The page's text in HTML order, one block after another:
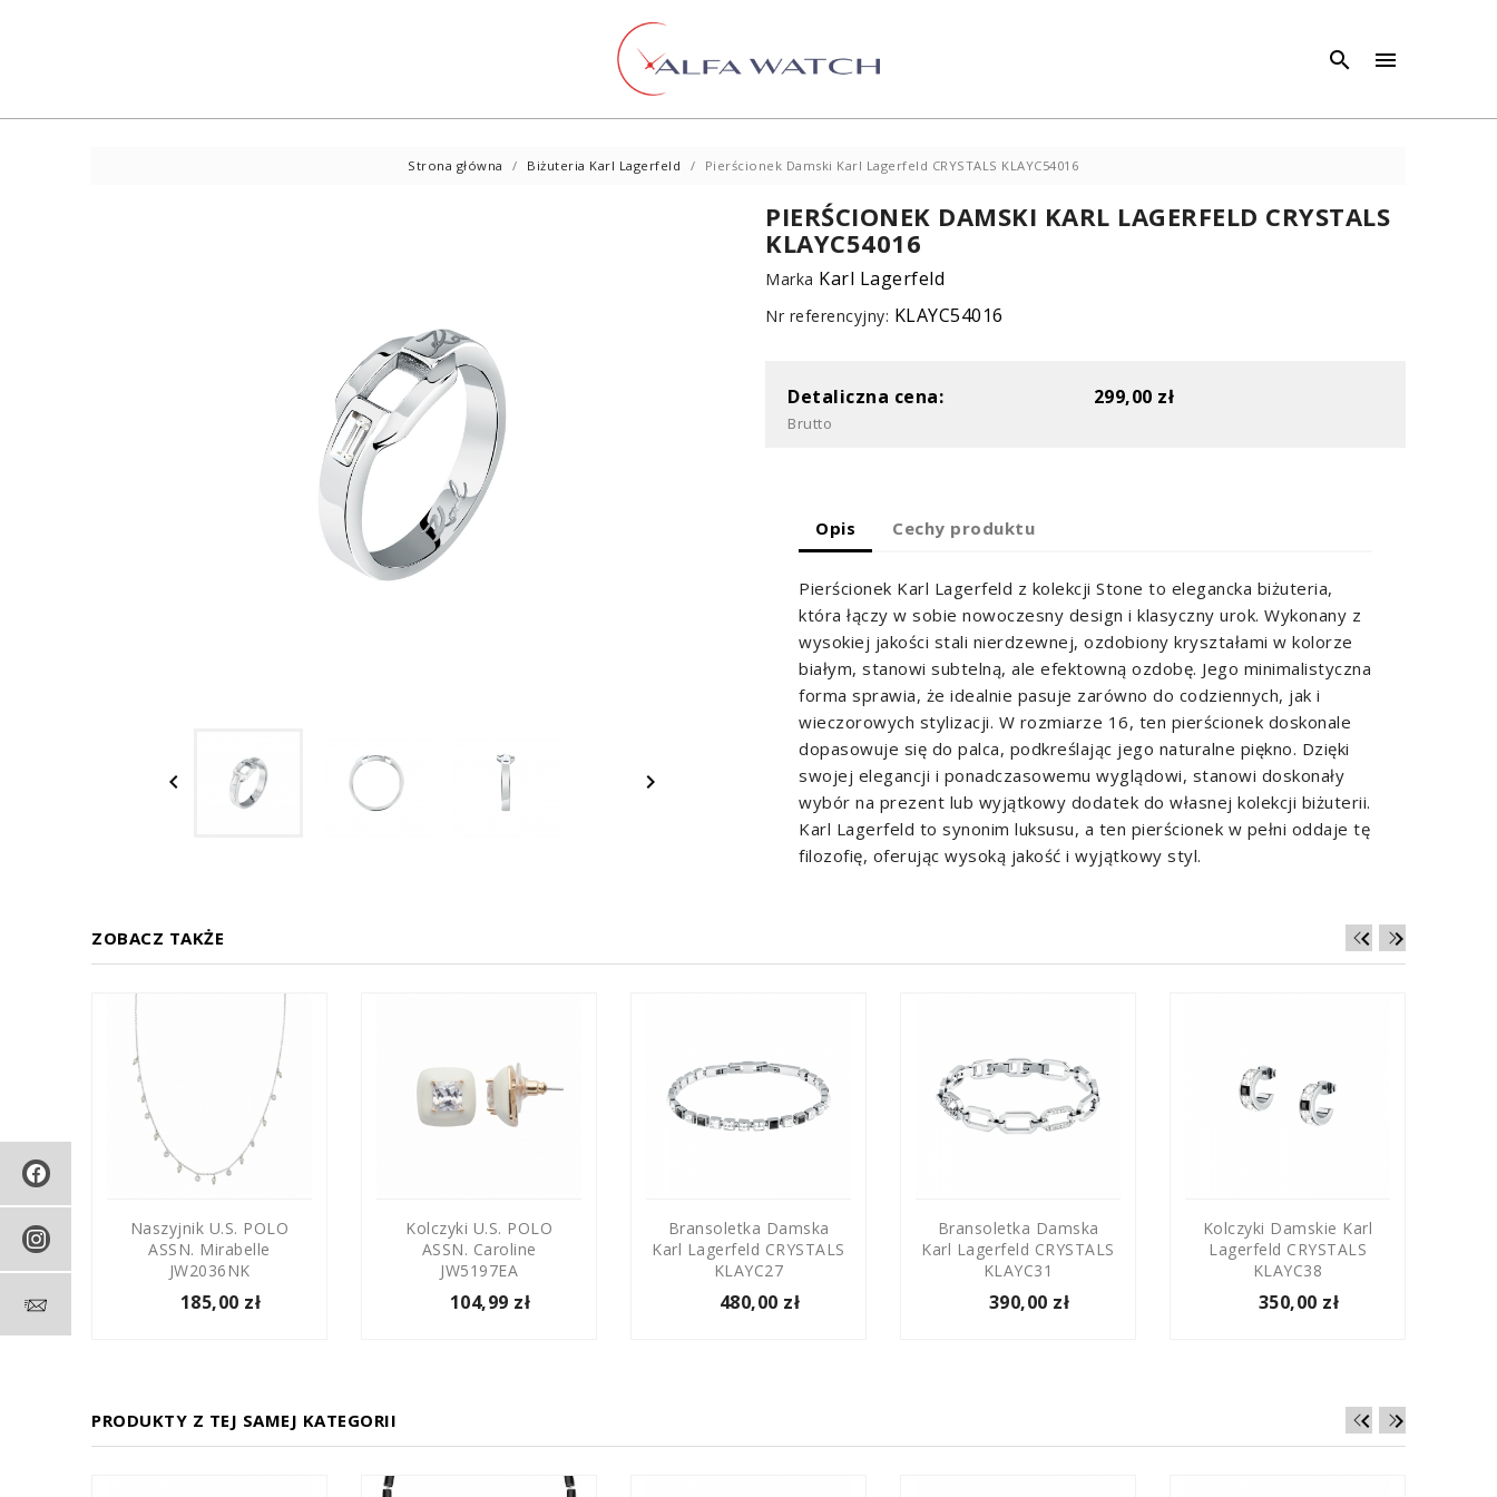
 
Strona główna Biżuteria Karl Lagerfeld Pierścionek Damski Karl Lagerfeld CRYSTALS KLAYC54016
 
PIERŚCIONEK DAMSKI KARL LAGERFELD CRYSTALS
KLAYC54016
Marka Karl Lagerfeld
Nr referencyjny: KLAYC54016
Detaliczna cena: 299,00 zł
Brutto
Opis Cechy produktu
Pierścionek Karl Lagerfeld z kolekcji Stone to elegancka biżuteria,
która łączy w sobie nowoczesny design i klasyczny urok. Wykonany z
wysokiej jakości stali nierdzewnej, ozdobiony kryształami w kolorze
białym, stanowi subtelną, ale efektowną ozdobę. Jego minimalistyczna
forma sprawia, że idealnie pasuje zarówno do codziennych, jak i
wieczorowych stylizacji. W rozmiarze 16, ten pierścionek doskonale
dopasowuje się do palca, podkreślając jego naturalne piękno. Dzięki
swojej elegancji i ponadczasowemu wyglądowi, stanowi doskonały
wybór na prezent lub wyjątkowy dodatek do własnej kolekcji biżuterii.
Karl Lagerfeld to synonim luksusu, a ten pierścionek w pełni oddaje tę
filozofię, oferując wysoką jakość i wyjątkowy styl.
ZOBACZ TAKŻE 
Naszyjnik U.S. POLO
ASSN. Mirabelle
JW2036NK
185,00 zł
Kolczyki U.S. POLO
ASSN. Caroline
JW5197EA
104,99 zł
Bransoletka Damska
Karl Lagerfeld CRYSTALS
KLAYC27
480,00 zł
Bransoletka Damska
Karl Lagerfeld CRYSTALS
KLAYC31
390,00 zł
Kolczyki Damskie Karl
Lagerfeld CRYSTALS
KLAYC38
350,00 zł

PRODUKTY Z TEJ SAMEJ KATEGORII  